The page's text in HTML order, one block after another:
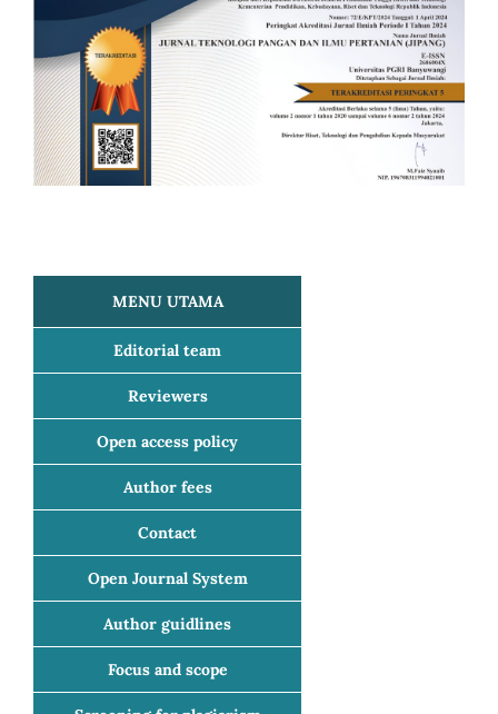
MENU UTAMA
Editorial team
Reviewers
Open access policy
Author fees
Contact
Open Journal System
Author guidlines
Focus and scope